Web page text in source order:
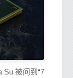
Su 被问到“7